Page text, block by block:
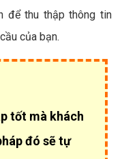
để thu thập thông tin
của bạn.
tốt mà khách
đó sẽ tự